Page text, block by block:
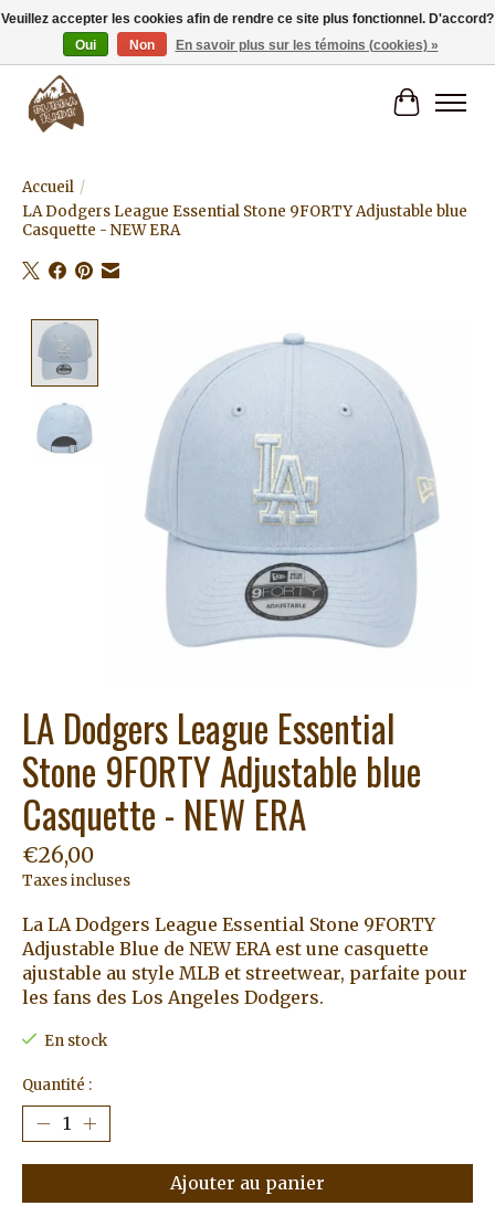
Livraison gratuite à partir de 80€.
Panier
Accueil /
LA Dodgers League Essential Stone 9FORTY Adjustable blue
Casquette - NEW ERA
Product image slideshow Items
LA Dodgers League Essential
Stone 9FORTY Adjustable blue
Casquette - NEW ERA
€26,00
Taxes incluses
La LA Dodgers League Essential Stone 9FORTY
Adjustable Blue de NEW ERA est une casquette
ajustable au style MLB et streetwear, parfaite pour
les fans des Los Angeles Dodgers.
En stock
Quantité :
Ajouter au panier
Veuillez accepter les cookies afin de rendre ce site plus fonctionnel. D'accord?
Oui
Non En savoir plus sur les témoins (cookies) »